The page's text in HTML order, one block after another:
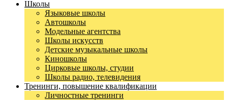
Школы
Языковые школы
Автошколы
Модельные агентства
Школы искусств
Детские музыкальные школы
Киношколы
Цирковые школы, студии
Школы радио, телевидения
Тренинги, повышение квалификации
Личностные тренинги